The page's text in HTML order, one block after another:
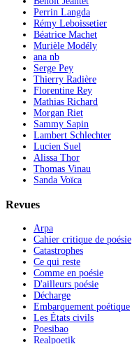
Perrin Langda
Rémy Leboissetier
Béatrice Machet
Murièle Modély
ana nb
Serge Pey
Thierry Radière
Florentine Rey
Mathias Richard
Morgan Riet
Sammy Sapin
Lambert Schlechter
Lucien Suel
Alissa Thor
Thomas Vinau
Sanda Voïca
Revues
Arpa
Cahier critique de poésie
Catastrophes
Ce qui reste
Comme en poésie
D'ailleurs poésie
Décharge
Embarquement poétique
Les États civils
Poesibao
Realpoetik